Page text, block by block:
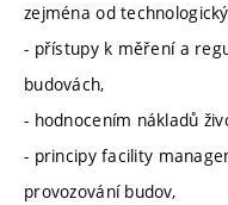
zejména od
- přístupy k měření a
budovách,
- hodnocením nákladů
- principy facility
provozování budov,